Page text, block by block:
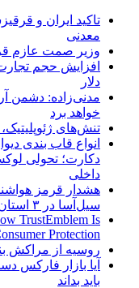
تاکید ایران و
معدنی
وزیر صمت عازم
دلار
مدنی‌زاده: دشمن
خواهد برد
تنش‌های
انواع قاب بندی
دکارت؛ تحولی
داخلی
سیل‌آسا در ۳ استان
TrustEmblem Is
Protection
روسیه از مراکش
آیا بازار فارکس
باید بداند